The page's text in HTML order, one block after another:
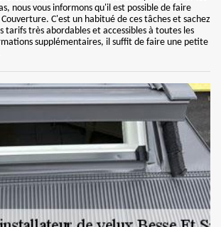
nous vous informons qu'il est possible de faire
C'est un habitué de ces tâches et sachez
tarifs très abordables et accessibles à toutes les
supplémentaires, il suffit de faire une petite